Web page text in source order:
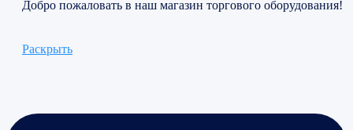
Добро пожаловать в наш магазин торгового оборудования!
Раскрыть